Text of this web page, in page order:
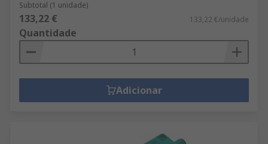
Subtotal (1 unidade)
133,22 € 133,22 €/unidade
Quantidade
Adicionar